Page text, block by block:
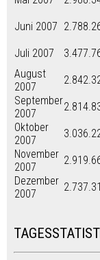
Juni 2007
Juli 2007
August
2007
September
2007
Oktober
2007
November
2007
Dezember
2007